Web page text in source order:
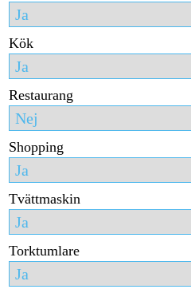
Kök
Restaurang
Shopping
Tvättmaskin
Torktumlare